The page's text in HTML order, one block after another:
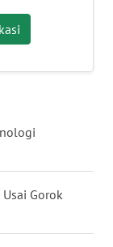
Gorok